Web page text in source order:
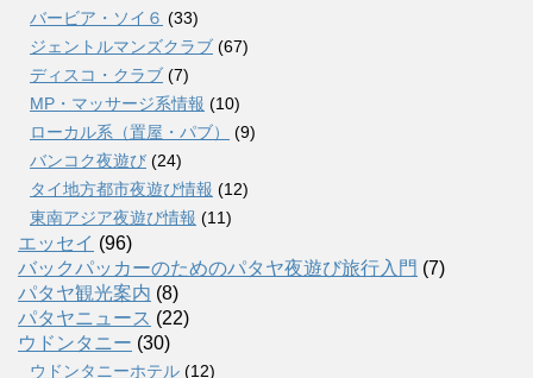
バービア・ソイ６ (33)
ジェントルマンズクラブ (67)
ディスコ・クラブ (7)
MP・マッサージ系情報 (10)
ローカル系（置屋・パブ）
(9)
バンコク夜遊び (24)
タイ地方都市夜遊び情報 (12)
東南アジア夜遊び情報 (11)
エッセイ (96)
バックパッカーのためのパタヤ夜遊び旅行入門 (7)
パタヤ観光案内 (8)
パタヤニュース (22)
ウドンタニー (30)
ウドンタニーホテル (12)